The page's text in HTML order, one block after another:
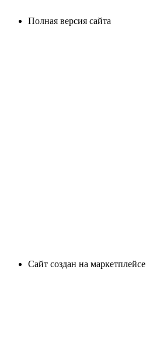
Полная версия сайта
Сайт создан на маркетплейсе